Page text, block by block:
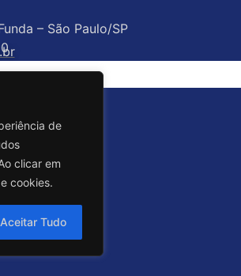
de
clicar em
cookies.
Aceitar Tudo
– São Paulo/SP